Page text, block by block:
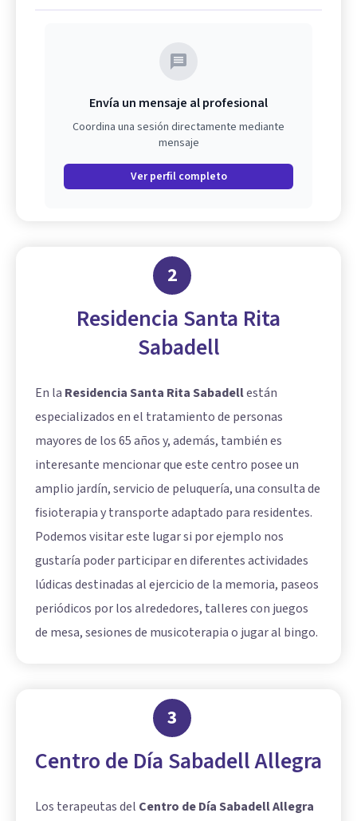
Envía un mensaje al profesional
Coordina una sesión directamente mediante
mensaje
Ver perfil completo
2
Residencia Santa Rita
Sabadell
En la Residencia Santa Rita Sabadellestán
especializados en el tratamiento de personas
mayores de los 65 años y, además, también es
interesante mencionar que este centro posee un
amplio jardín, servicio de peluquería, una consulta de
fisioterapia y transporte adaptado para residentes.
Podemos visitar este lugar si por ejemplo nos
gustaría poder participar en diferentes actividades
lúdicas destinadas al ejercicio de la memoria, paseos
periódicos por los alrededores, talleres con juegos
de mesa, sesiones de musicoterapia o jugar al bingo.
3
Centro de Día Sabadell Allegra
Los terapeutas del Centro de Día Sabadell Allegra